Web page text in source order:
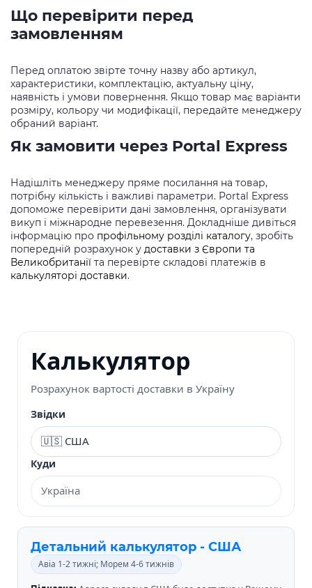
Що перевірити перед
замовленням
Перед оплатою звірте точну назву або артикул,
характеристики, комплектацію, актуальну ціну,
наявність і умови повернення. Якщо товар має варіанти
розміру, кольору чи модифікації, передайте менеджеру
обраний варіант.
Як замовити через Portal Express
Надішліть менеджеру пряме посилання на товар,
потрібну кількість і важливі параметри. Portal Express
допоможе перевірити дані замовлення, організувати
викуп і міжнародне перевезення. Докладніше дивіться
інформацію про профільному розділі каталогу, зробіть
попередній розрахунок у доставки з Європи та
Великобританії та перевірте складові платежів в
калькуляторі доставки.
Калькулятор
Розрахунок вартості доставки в Україну
Звідки
Куди
Детальний калькулятор - США
Авіа 1-2 тижні; Морем 4-6 тижнів